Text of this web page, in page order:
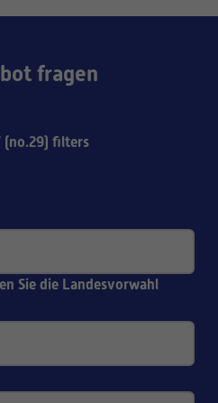
fragen
(no.29) filters
Sie die Landesvorwahl